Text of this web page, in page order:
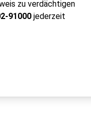
zu verdächtigen
91000 jederzeit